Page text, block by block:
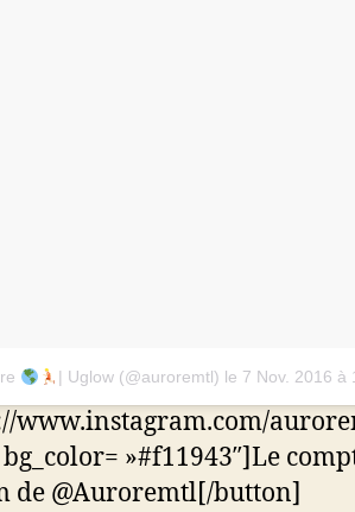
| Uglow (@auroremtl) le 7 Nov. 2016 à
www.instagram.com/
»#f11943″]Le
de @Auroremtl[/button]